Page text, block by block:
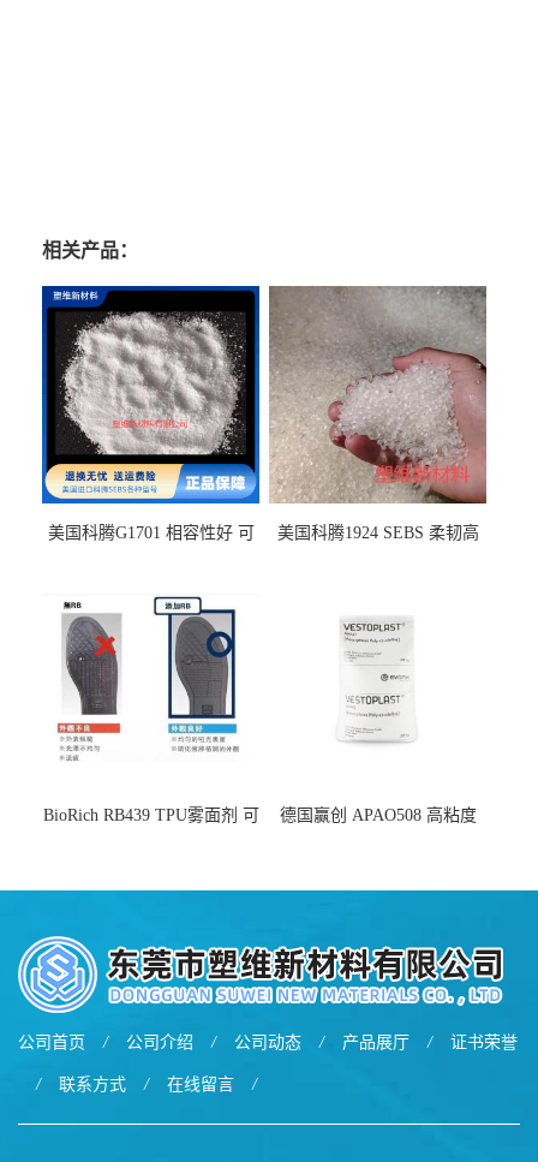
相关产品：
美国科腾G1701 相容性好 可
美国科腾1924 SEBS 柔韧高
BioRich RB439 TPU雾面剂 可
德国赢创 APAO508 高粘度
公司首页 / 公司介绍 / 公司动态 / 产品展厅 / 证书荣誉
/ 联系方式 / 在线留言 /